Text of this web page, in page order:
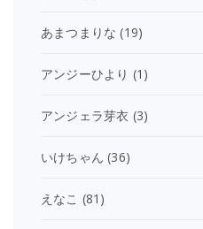
あまつまりな (19)
アンジーひより (1)
アンジェラ芽衣 (3)
いけちゃん (36)
えなこ (81)